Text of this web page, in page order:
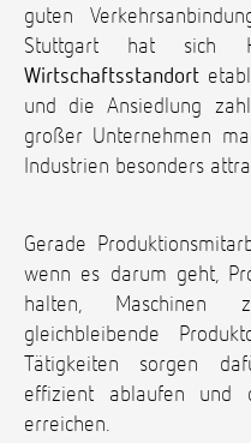
guten
Stuttgart hat sich
Wirtschaftsstandort
und die Ansiedlung
großer Unternehmen
Industrien besonders
Gerade
wenn es darum geht,
halten,
gleichbleibende
Tätigkeiten sorgen
effizient ablaufen und
erreichen.